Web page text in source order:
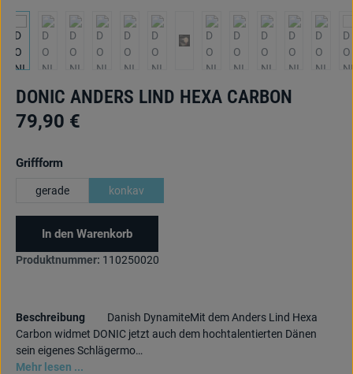
DONIC ANDERS LIND HEXA CARBON
79,90 €
Griffform
gerade konkav
In den Warenkorb
Produktnummer: 110250020
Beschreibung
Danish DynamiteMit dem Anders Lind Hexa
Carbon widmet DONIC jetzt auch dem hochtalentierten Dänen
sein eigenes Schlägermo…
Mehr lesen ...